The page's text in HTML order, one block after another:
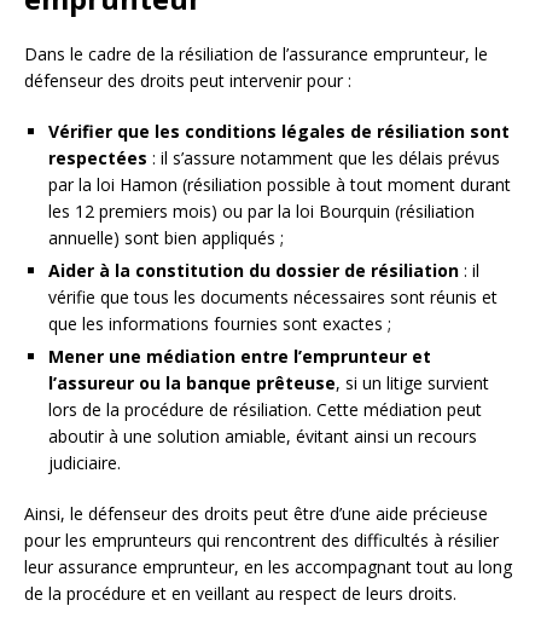
Dans le cadre de la résiliation de l’assurance emprunteur, le
défenseur des droits peut intervenir pour :
Vérifier que les conditions légales de résiliation sont
respectées : il s’assure notamment que les délais prévus
par la loi Hamon (résiliation possible à tout moment durant
les 12 premiers mois) ou par la loi Bourquin (résiliation
annuelle) sont bien appliqués ;
Aider à la constitution du dossier de résiliation : il
vérifie que tous les documents nécessaires sont réunis et
que les informations fournies sont exactes ;
Mener une médiation entre l’emprunteur et
l’assureur ou la banque prêteuse, si un litige survient
lors de la procédure de résiliation. Cette médiation peut
aboutir à une solution amiable, évitant ainsi un recours
judiciaire.
Ainsi, le défenseur des droits peut être d’une aide précieuse
pour les emprunteurs qui rencontrent des difficultés à résilier
leur assurance emprunteur, en les accompagnant tout au long
de la procédure et en veillant au respect de leurs droits.